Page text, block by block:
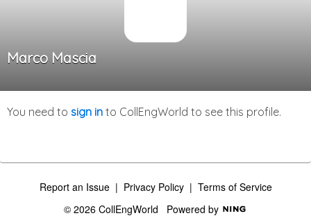
Marco Mascia
You need to sign in to CollEngWorld to see this profile.
Report an Issue| Privacy Policy| Terms of Service
© 2026 CollEngWorld Powered by